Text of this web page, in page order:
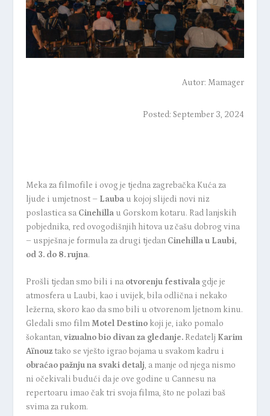
Autor: Mamager
Posted: September 3, 2024
Meka za filmofile i ovog je tjedna zagrebačka Kuća za
ljude i umjetnost – Laubau kojoj slijedi novi niz
poslastica sa Cinehillau Gorskom kotaru. Rad lanjskih
pobjednika, red ovogodišnjih hitova uz čašu dobrog vina
– uspješna je formula za drugi tjedan Cinehilla u Laubi,
od 3. do 8. rujna.
Prošli tjedan smo bili i na otvorenju festivalagdje je
atmosfera u Laubi, kao i uvijek, bila odlična i nekako
ležerna, skoro kao da smo bili u otvorenom ljetnom kinu.
Gledali smo filmMotel Destinokoji je, iako pomalo
šokantan, vizualno bio divan za gledanje.Redatelj Karim
Aïnouztako se vješto igrao bojama u svakom kadru i
obraćao pažnju na svaki detalj, a manje od njega nismo
ni očekivali budući da je ove godine u Cannesu na
repertoaru imao čak tri svoja filma, što ne polazi baš
svima za rukom.